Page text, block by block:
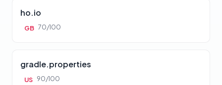
ho.io
GB 70/100
gradle.properties
US 90/100